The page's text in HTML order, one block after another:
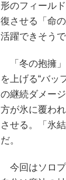
形のフィール
復させる「命
活躍できそうで
「冬の抱擁」
を上げる“バッ
の継続ダメー
方が氷に覆わ
させる。「氷
だ。
今回はソロプ